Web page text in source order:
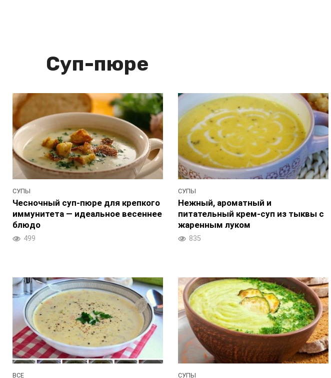
Суп-пюре
СУПЫ
Чесночный суп-пюре для крепкого
иммунитета — идеальное весеннее
блюдо
499
СУПЫ
Нежный, ароматный и
питательный крем-суп из тыквы с
жаренным луком
835
ВСЕ СУПЫ